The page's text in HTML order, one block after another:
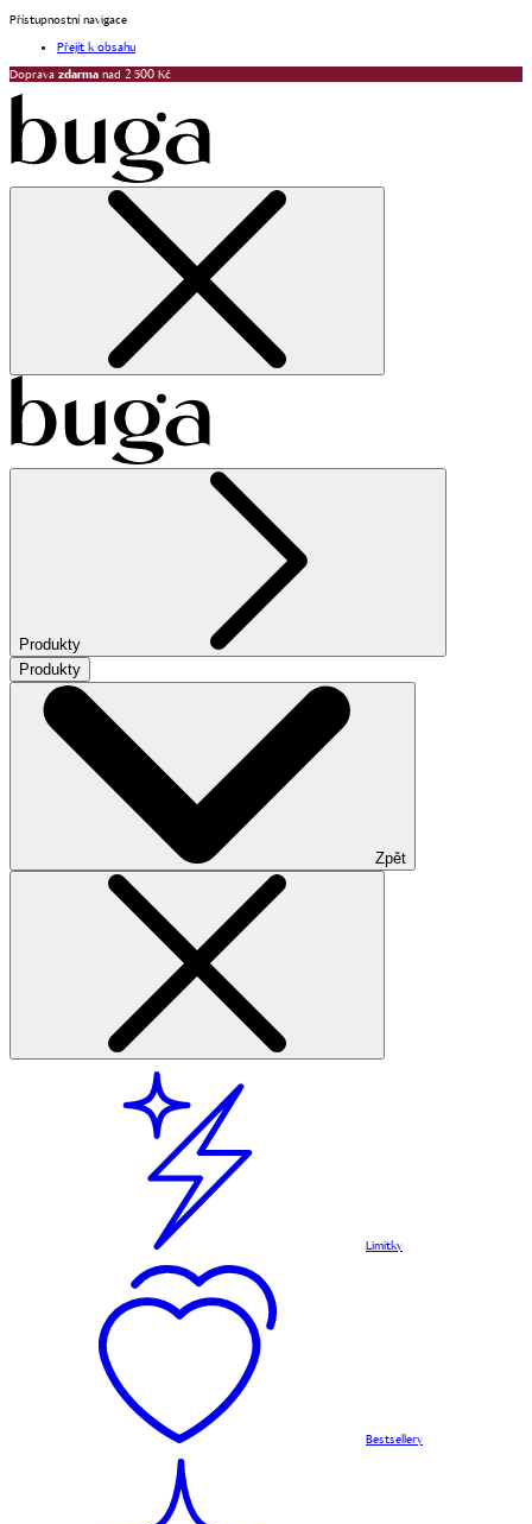
Přístupnostní navigace
Přejít k obsahu
Doprava zdarma nad 2 500 Kč
Produkty
Produkty
Zpět
Limitky
Bestsellery